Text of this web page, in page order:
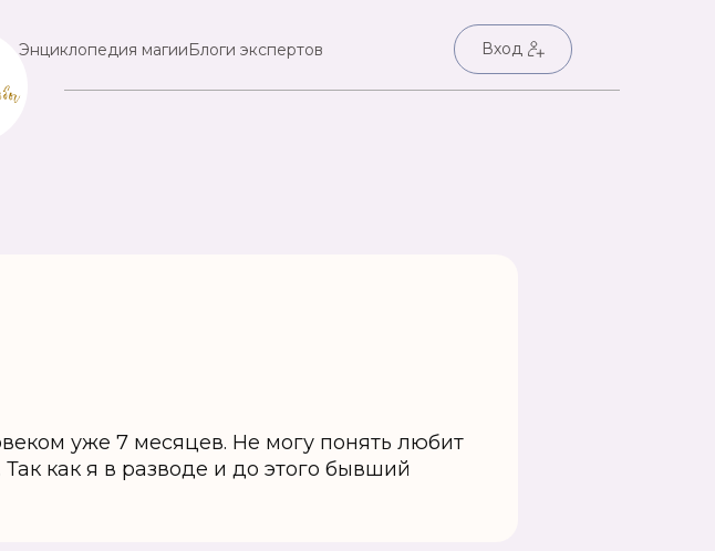
Энциклопедия магииБлоги экспертов Вход
уже 7 месяцев. Не могу понять любит
как я в разводе и до этого бывший